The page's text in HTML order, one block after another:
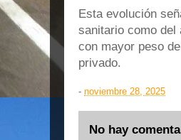
Esta evolución
sanitario como del
con mayor peso
privado.
- noviembre 28, 2025
No hay